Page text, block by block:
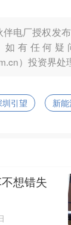
伴电厂授权发
有任何疑
）投资界处
圳引望 新
想错失